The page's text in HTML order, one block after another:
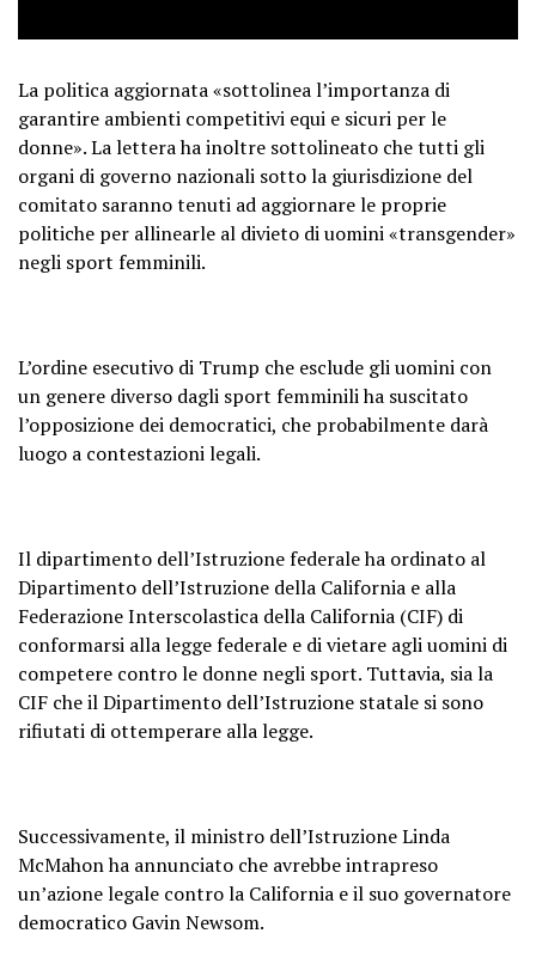
La politica aggiornata «sottolinea l’importanza di
garantire ambienti competitivi equi e sicuri per le
donne». La lettera ha inoltre sottolineato che tutti gli
organi di governo nazionali sotto la giurisdizione del
comitato saranno tenuti ad aggiornare le proprie
politiche per allinearle al divieto di uomini «transgender»
negli sport femminili.
L’ordine esecutivo di Trump che esclude gli uomini con
un genere diverso dagli sport femminili ha suscitato
l’opposizione dei democratici, che probabilmente darà
luogo a contestazioni legali.
Il dipartimento dell’Istruzione federale ha ordinato al
Dipartimento dell’Istruzione della California e alla
Federazione Interscolastica della California (CIF) di
conformarsi alla legge federale e di vietare agli uomini di
competere contro le donne negli sport. Tuttavia, sia la
CIF che il Dipartimento dell’Istruzione statale si sono
rifiutati di ottemperare alla legge.
Successivamente, il ministro dell’Istruzione Linda
McMahon ha annunciato che avrebbe intrapreso
un’azione legale contro la California e il suo governatore
democratico Gavin Newsom.